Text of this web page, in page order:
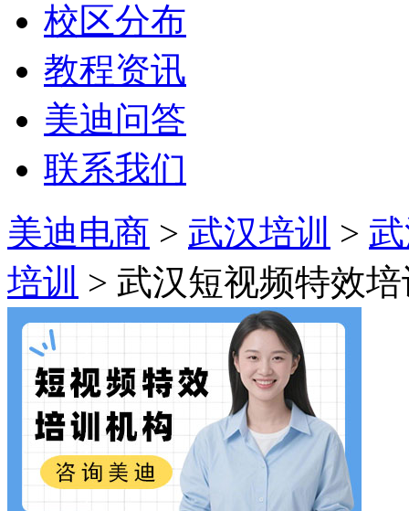
校区分布
教程资讯
美迪问答
联系我们
美迪电商 > 武汉培训 >
培训 > 武汉短视频特效